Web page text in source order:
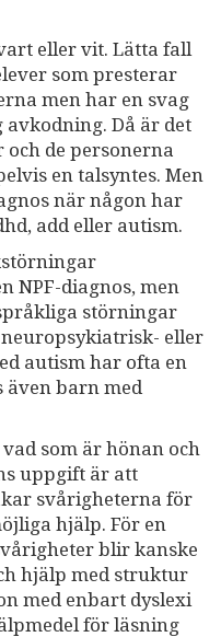
eller vit. Lätta fall
som presterar
men har en svag
Då är det
de personerna
en talsyntes. Men
när någon har
add eller autism.
NPF-diagnos, men
störningar
eller
autism har ofta en
även barn med
som är hönan och
uppgift är att
svårigheterna för
hjälp. För en
blir kanske
hjälp med struktur
med enbart dyslexi
för läsning